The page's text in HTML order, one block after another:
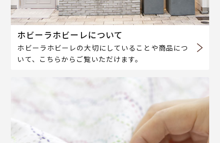
ホビーラホビーレについて
ホビーラホビーレの大切にしていることや商品につ
いて、こちらからご覧いただけます。